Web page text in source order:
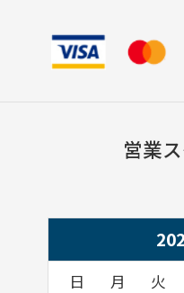
営業
日 月 火